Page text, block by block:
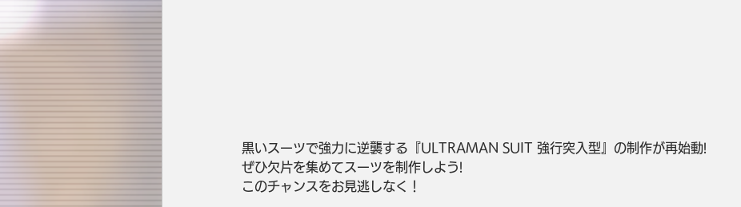
黒いスーツで強力に逆襲する『ULTRAMAN SUIT 強行突入型』の制作が再始動!
ぜひ欠片を集めてスーツを制作しよう!
このチャンスをお見逃しなく！